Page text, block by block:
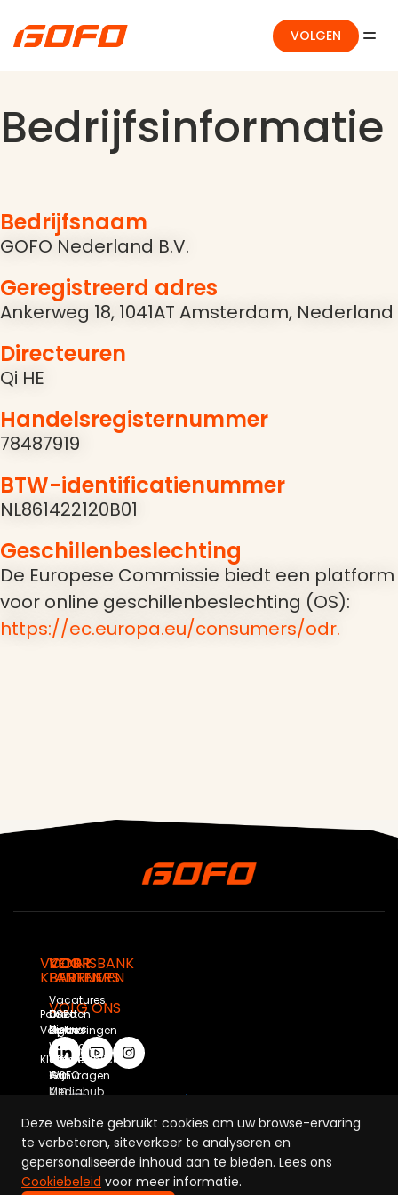
VOLGEN
Bedrijfsinformatie
Bedrijfsnaam
GOFO Nederland B.V.
Geregistreerd adres
Ankerweg 18, 1041AT Amsterdam, Nederland
Directeuren
Qi HE
Handelsregisternummer
78487919
BTW-identificatienummer
NL861422120B01
Geschillenbeslechting
De Europese Commissie biedt een platform
voor online geschillenbeslechting (OS):
https://ec.europa.eu/consumers/odr.
VOLG ONS
VOOR
KLANTEN
Pakketten
Volgen
Klantenservice
VOOR
BEDRIJVEN
Onze
Oplossingen
Offerte
Aanvragen
VOOR
PARTNERS
DSP
Partner
Worden
GOFO
Mediahub
KENNISBANK
Vacatures
Nieuws
Wie
Wij
Zijn
Duurzaamheid
Deze website gebruikt cookies om uw browse-ervaring
te verbeteren, siteverkeer te analyseren en
gepersonaliseerde inhoud aan te bieden. Lees ons
Cookiebeleid voor meer informatie.